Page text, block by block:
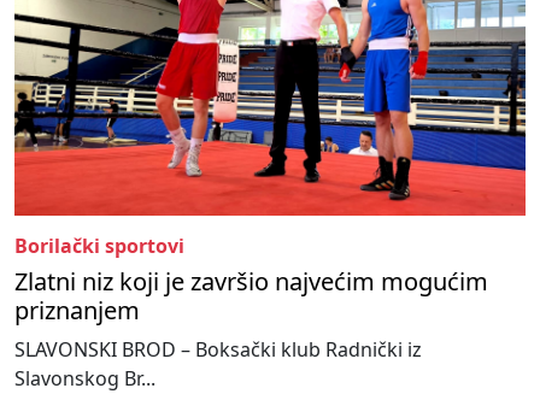
Borilački sportovi
Zlatni niz koji je završio najvećim mogućim
priznanjem
SLAVONSKI BROD – Boksački klub Radnički iz
Slavonskog Br...